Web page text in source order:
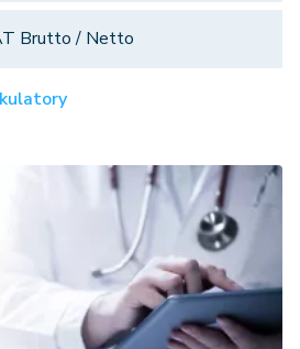
Brutto / Netto